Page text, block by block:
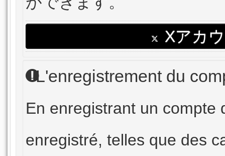
Xアカ
L'enregistrement du
En enregistrant un compte
enregistré, telles que des